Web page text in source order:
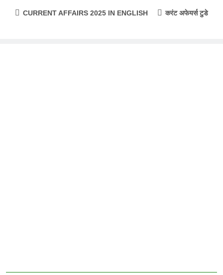
CURRENT AFFAIRS 2025 IN ENGLISH करंट अफेयर्स टुडे